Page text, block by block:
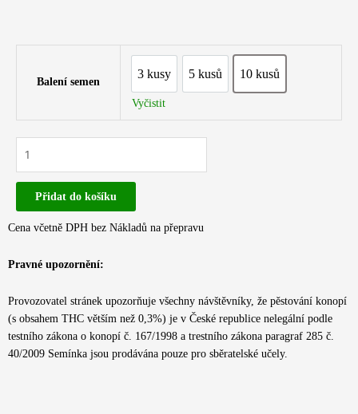
Balení semen
3 kusy
3 kusy
5 kusů
5 kusů
10 kusů
10 kusů
Vyčistit
Queen
Seeds
ROYAL
DWARF
Samonakvétací
konopí
množství
Přidat do košíku
Cena včetně DPH bez Nákladů na přepravu
Pravné upozornění:
Provozovatel stránek upozorňuje všechny návštěvníky, že pěstování konopí
(s obsahem THC větším než 0,3%) je v České republice nelegální podle
testního zákona o konopí č. 167/1998 a trestního zákona paragraf 285 č.
40/2009 Semínka jsou prodávána pouze pro sběratelské učely.